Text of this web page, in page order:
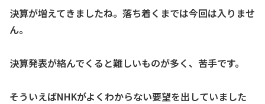
決算が増えてきましたね。落ち着くまでは今回は入りませ
ん。
決算発表が絡んでくると難しいものが多く、苦手です。
そういえばNHKがよくわからない要望を出していました